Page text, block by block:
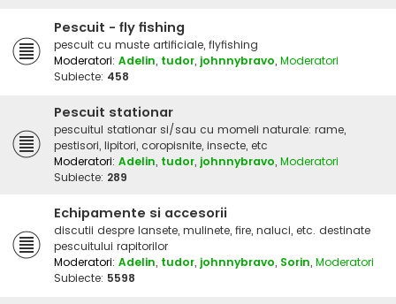
Pescuit - fly fishing
pescuit cu muste artificiale, flyfishing
Moderatori: Adelin, tudor, johnnybravo, Moderatori
Subiecte: 458
Pescuit stationar
pescuitul stationar si/sau cu momeli naturale: rame,
pestisori, lipitori, coropisnite, insecte, etc
Moderatori: Adelin, tudor, johnnybravo, Moderatori
Subiecte: 289
Echipamente si accesorii
discutii despre lansete, mulinete, fire, naluci, etc. destinate
pescuitului rapitorilor
Moderatori: Adelin, tudor, johnnybravo, Sorin, Moderatori
Subiecte: 5598